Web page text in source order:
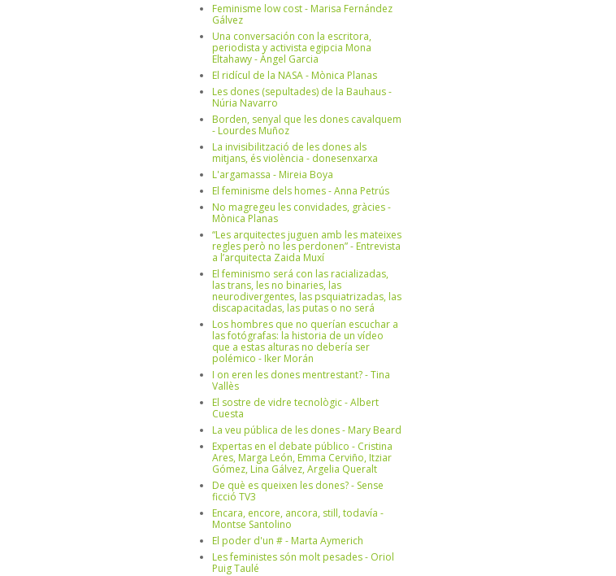
Feminisme low cost - Marisa Fernández
Gálvez
Una conversación con la escritora,
periodista y activista egipcia Mona
Eltahawy - Àngel Garcia
El ridícul de la NASA - Mònica Planas
Les dones (sepultades) de la Bauhaus -
Núria Navarro
Borden, senyal que les dones cavalquem
- Lourdes Muñoz
La invisibilització de les dones als
mitjans, és violència - donesenxarxa
L'argamassa - Mireia Boya
El feminisme dels homes - Anna Petrús
No magregeu les convidades, gràcies -
Mònica Planas
“Les arquitectes juguen amb les mateixes
regles però no les perdonen” - Entrevista
a l’arquitecta Zaida Muxí
El feminismo será con las racializadas,
las trans, les no binaries, las
neurodivergentes, las psquiatrizadas, las
discapacitadas, las putas o no será
Los hombres que no querían escuchar a
las fotógrafas: la historia de un vídeo
que a estas alturas no debería ser
polémico - Iker Morán
I on eren les dones mentrestant? - Tina
Vallès
El sostre de vidre tecnològic - Albert
Cuesta
La veu pública de les dones - Mary Beard
Expertas en el debate público - Cristina
Ares, Marga León, Emma Cerviño, Itziar
Gómez, Lina Gálvez, Argelia Queralt
De què es queixen les dones? - Sense
ficció TV3
Encara, encore, ancora, still, todavía -
Montse Santolino
El poder d'un # - Marta Aymerich
Les feministes són molt pesades - Oriol
Puig Taulé